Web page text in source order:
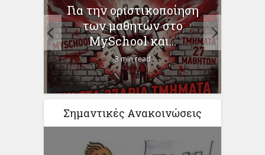
Για την οριστικοποίηση
των μαθητών στο
MySchool και...
3 min read
Σημαντικές Ανακοινώσεις